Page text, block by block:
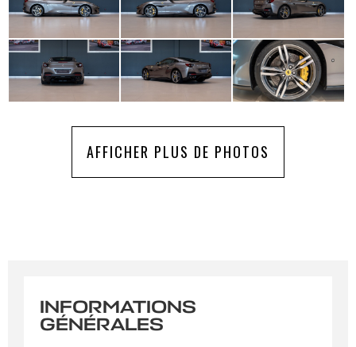
AFFICHER PLUS DE PHOTOS
INFORMATIONS
GÉNÉRALES